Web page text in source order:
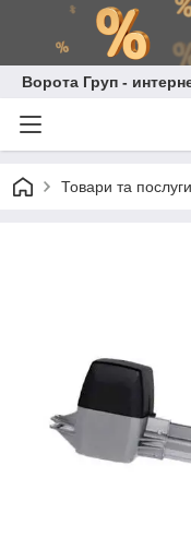
Ворота Груп -
Товари та послуги